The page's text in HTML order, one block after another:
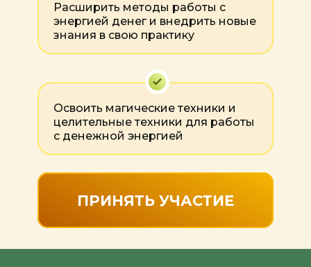
Расширить методы работы с
энергией денег и внедрить новые
знания в свою практику
Освоить магические техники и
целительные техники для работы
с денежной энергией
ПРИНЯТЬ УЧАСТИЕ